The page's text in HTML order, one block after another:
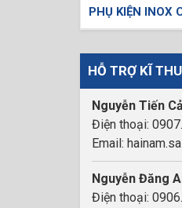
PHỤ KIỆN INOX
HỖ TRỢ KĨ
Nguyễn Tiến
Điện thoại:
Email:
Nguyễn Đăng
Điện thoại: